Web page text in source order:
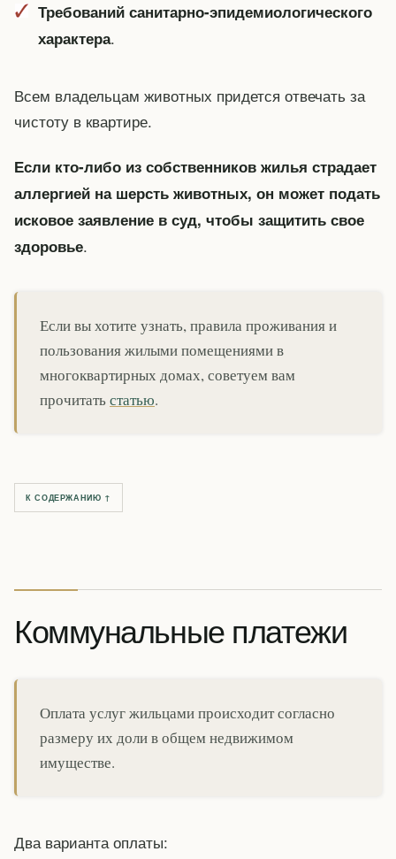
Требований санитарно-эпидемиологического
характера.
Всем владельцам животных придется отвечать за
чистоту в квартире.
Если кто-либо из собственников жилья страдает
аллергией на шерсть животных, он может подать
исковое заявление в суд, чтобы защитить свое
здоровье.
Если вы хотите узнать, правила проживания и
пользования жилыми помещениями в
многоквартирных домах, советуем вам
прочитатьстатью.
К СОДЕРЖАНИЮ ↑
Коммунальные платежи
Оплата услуг жильцами происходит согласно
размеру их доли в общем недвижимом
имуществе.
Два варианта оплаты: